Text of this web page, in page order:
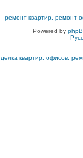
- ремонт квартир, ремонт
Powered by